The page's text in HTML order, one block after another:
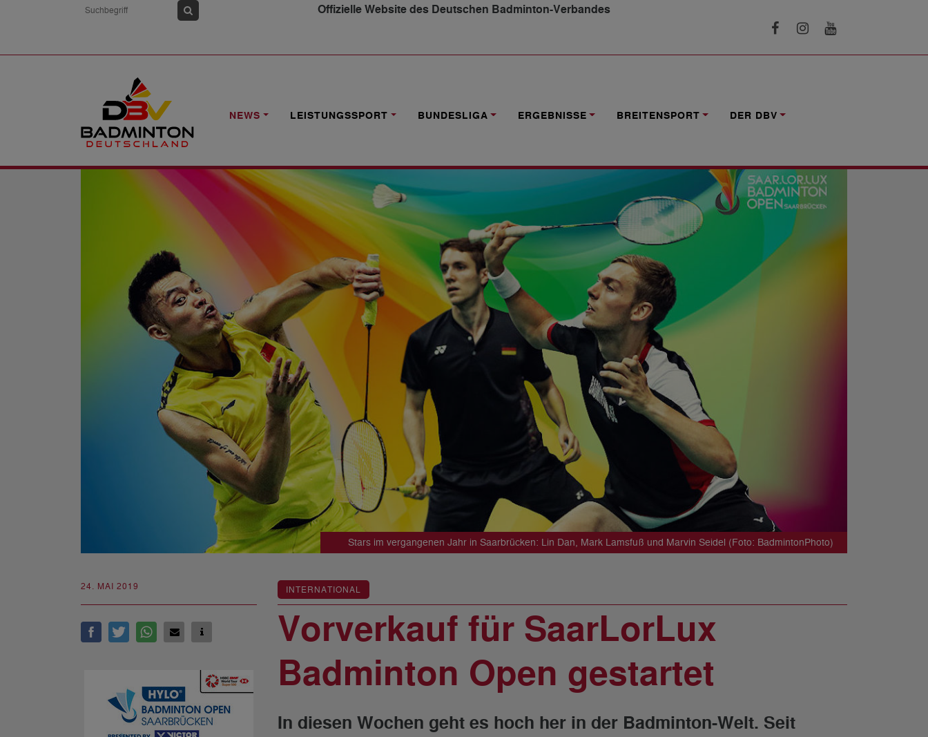
Offizielle Website des Deutschen Badminton-Verbandes
NEWS LEISTUNGSSPORT BUNDESLIGA ERGEBNISSE BREITENSPORT DER DBV
NEWS
Stars im vergangenen Jahr in Saarbrücken: Lin Dan, Mark Lamsfuß und Marvin Seidel (Foto: BadmintonPhoto)
24. MAI 2019 INTERNATIONAL
Vorverkauf für SaarLorLux
Badminton Open gestartet
In diesen Wochen geht es hoch her in der Badminton-Welt. Seit